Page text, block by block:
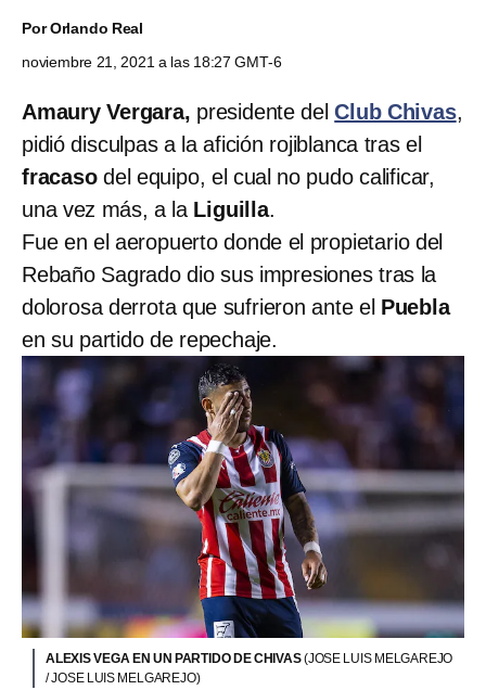
PorOrlando Real
noviembre 21, 2021 a las 18:27 GMT-6
Amaury Vergara, presidente delClub Chivas,
pidió disculpas a la afición rojiblanca tras el
fracasodel equipo, el cual no pudo calificar,
una vez más, a la Liguilla.
Fue en el aeropuerto donde el propietario del
Rebaño Sagrado dio sus impresiones tras la
dolorosa derrota que sufrieron ante el Puebla
en su partido de repechaje.
ALEXIS VEGA EN UN PARTIDO DE CHIVAS(JOSE LUIS MELGAREJO
/ JOSE LUIS MELGAREJO)